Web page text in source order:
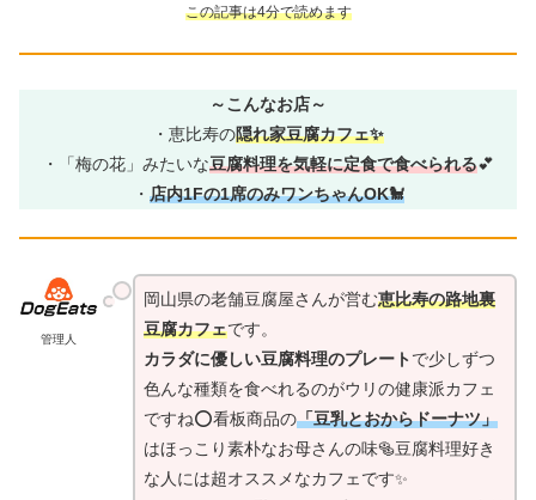
この記事は4分で読めます
～こんなお店～
・恵比寿の隠れ家豆腐カフェ✨
・「梅の花」みたいな豆腐料理を気軽に定食で食べられる💕
・ 店内1Fの1席のみワンちゃんOK🐩
管理人
岡山県の老舗豆腐屋さんが営む恵比寿の路地裏
豆腐カフェです。
カラダに優しい豆腐料理のプレートで少しずつ
色んな種類を食べれるのがウリの健康派カフェ
ですね⭕看板商品の「豆乳とおからドーナツ」
はほっこり素朴なお母さんの味🥯豆腐料理好き
な人には超オススメなカフェです✨